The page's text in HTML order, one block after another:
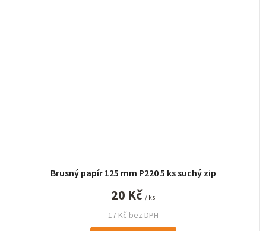
Brusný papír 125 mm P220 5 ks suchý zip
17 Kč bez DPH
20 Kč / ks